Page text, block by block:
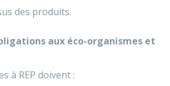
des produits.
aux éco-organismes et
à REP doivent :